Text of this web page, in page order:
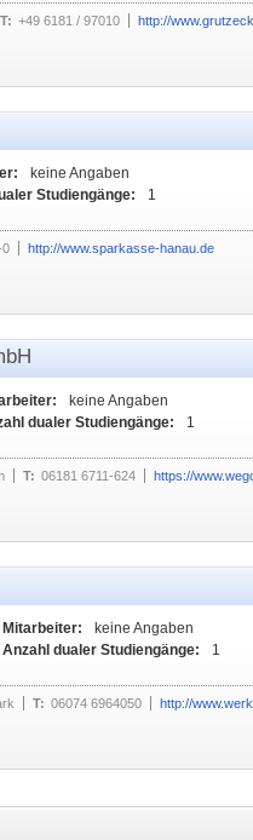
T: +49 6181 / 97010 http://
keine Angaben
Studiengänge:
1
0 http://www.sparkasse-hanau.de
keine Angaben
dualer Studiengänge:
1
T: 06181 6711-624 https://
Mitarbeiter:
keine Angaben
Anzahl dualer Studiengänge:
1
T: 06074 6964050 http://